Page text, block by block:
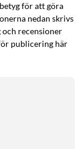
för att göra
nedan skrivs
och recensioner
publicering här